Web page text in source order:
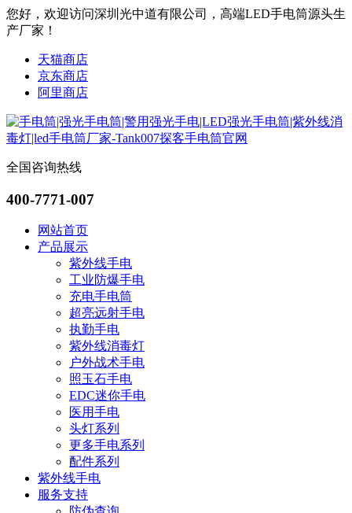
您好，欢迎访问深圳光中道有限公司，高端LED手电筒源头生
产厂家！
天猫商店
京东商店
阿里商店
全国咨询热线
400-7771-007
网站首页
产品展示
紫外线手电
工业防爆手电
充电手电筒
超亮远射手电
执勤手电
紫外线消毒灯
户外战术手电
照玉石手电
EDC迷你手电
医用手电
头灯系列
更多手电系列
配件系列
紫外线手电
服务支持